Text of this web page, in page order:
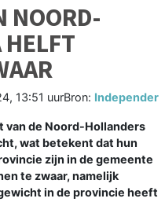
NOORD-
13:51 uurBron: Independer
van de Noord-Hollanders
wat betekent dat hun
zijn in de gemeente
te zwaar, namelijk
in de provincie heeft